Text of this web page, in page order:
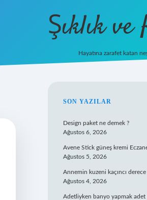
Şıklık
Hayatına zarafet katan
SIDEBAR
SON YAZILAR
Design paket ne demek ?
Ağustos 6, 2026
Avene Stick güneş kremi
Ağustos 5, 2026
Annemin kuzeni kaçıncı derece
Ağustos 4, 2026
Adetliyken banyo yapmak adet